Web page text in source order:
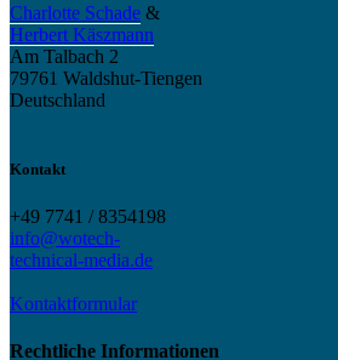
Charlotte Schade &
Herbert Käszmann
Am Talbach 2
79761 Waldshut-Tiengen
Deutschland
Kontakt
+49 7741 / 8354198
info@wotech-
technical-media.de
Kontaktformular
Rechtliche Informationen